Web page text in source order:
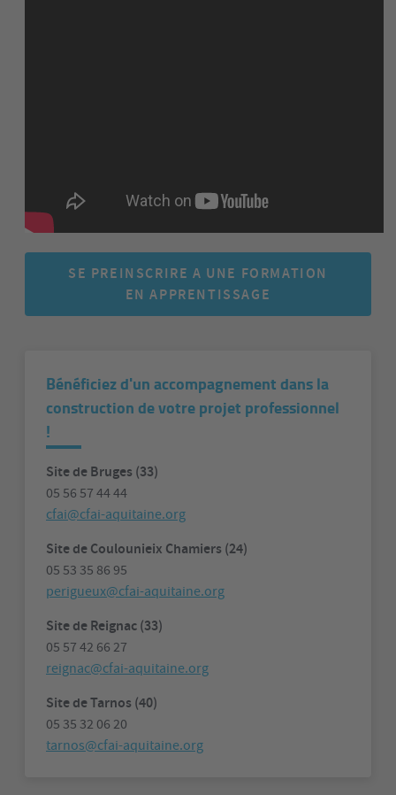
SE PREINSCRIRE A UNE FORMATION
EN APPRENTISSAGE
Bénéficiez d'un accompagnement dans la
construction de votre projet professionnel
!
Site de Bruges (33)
05 56 57 44 44
cfai@cfai-aquitaine.org
Site de Coulounieix Chamiers (24)
05 53 35 86 95
perigueux@cfai-aquitaine.org
Site de Reignac (33)
05 57 42 66 27
reignac@cfai-aquitaine.org
Site de Tarnos (40)
05 35 32 06 20
tarnos@cfai-aquitaine.org